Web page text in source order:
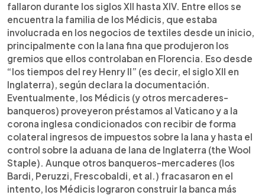
fallaron durante los siglos XII hasta XIV. Entre ellos se
encuentra la familia de los Médicis, que estaba
involucrada en los negocios de textiles desde un inicio,
principalmente con la lana fina que produjeron los
gremios que ellos controlaban en Florencia. Eso desde
“los tiempos del rey Henry II” (es decir, el siglo XII en
Inglaterra), según declara la documentación.
Eventualmente, los Médicis (y otros mercaderes-
banqueros) proveyeron préstamos al Vaticano y a la
corona inglesa condicionados con recibir de forma
colateral ingresos de impuestos sobre la lana y hasta el
control sobre la aduana de lana de Inglaterra (the Wool
Staple). Aunque otros banqueros-mercaderes (los
Bardi, Peruzzi, Frescobaldi, et al.) fracasaron en el
intento, los Médicis lograron construir la banca más